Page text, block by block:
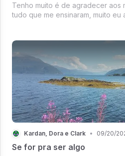
Tenho muito é de agradecer aos
tudo que me ensinaram, muito
Kardan, Dora e Clark • 09/20/
Se for pra ser algo